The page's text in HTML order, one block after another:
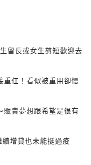
留長或女生剪短歡迎去
任！看似被重用卻慢
賣夢想跟希望是很有
增貸也未能挺過疫